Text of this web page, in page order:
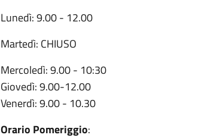
Lunedì: 9.00 - 12.00
Martedì: CHIUSO
Mercoledì: 9.00 - 10:30
Giovedì: 9.00-12.00
Venerdì: 9.00 - 10.30
Orario Pomeriggio: